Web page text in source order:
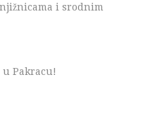
i srodnim
u Pakracu!